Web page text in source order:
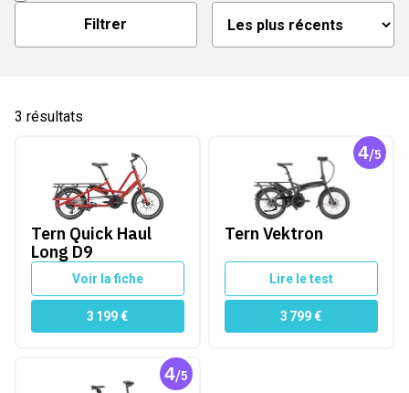
Filtrer
3 résultats
Tern Quick Haul Long D9
Tern Quick Haul
Long D9
Voir la fiche
3 199€
Tern Vektron 4/5
Tern Vektron
Lire le test
3 799€
4/5